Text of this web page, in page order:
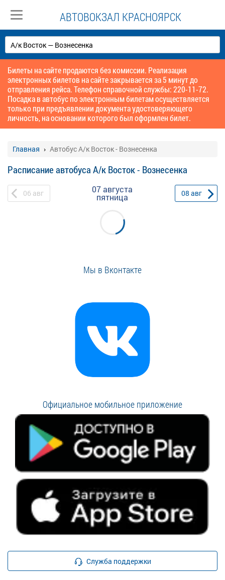
АВТОВОКЗАЛ КРАСНОЯРСК
Билеты на сайте продаются без комиссии. Реализация
электронных билетов на сайте закрывается за 5 минут до
отправления рейса. Телефон справочной службы: 220-11-72.
Посадка в автобус по электронным билетам осуществляется
только при предъявлении документа удостоверяющего
личность, на основании которого был оформлен билет.
Главная Автобус А/к Восток - Вознесенка
Расписание автобуса А/к Восток - Вознесенка
06 авг 07 августа
пятница 08 авг
Мы в Вконтакте
Официальное мобильное приложение
Служба поддержки